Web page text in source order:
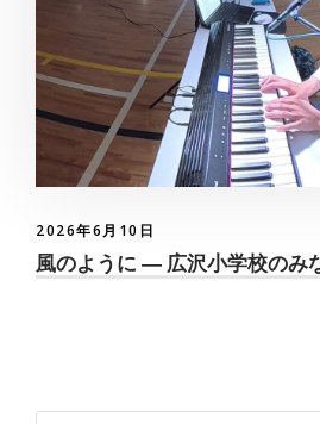
2026年6月10日
風のように ― 広沢小学校のみ